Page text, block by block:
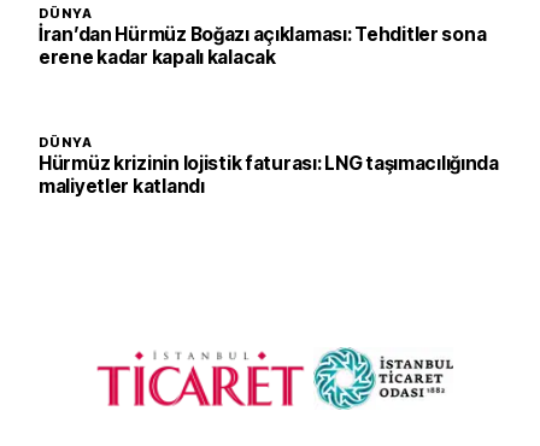
DÜNYA
İran’dan Hürmüz Boğazı açıklaması: Tehditler sona
erene kadar kapalı kalacak
DÜNYA
Hürmüz krizinin lojistik faturası: LNG taşımacılığında
maliyetler katlandı